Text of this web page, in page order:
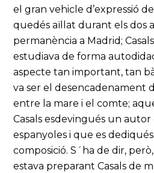
el gran vehicle d’expressió
quedés aïllat durant els dos
permanència a Madrid;
estudiava de forma
aspecte tan important, tan
va ser el desencadenament
entre la mare i el comte;
Casals esdevingués un
espanyoles i que es
composició. S´ha de dir,
estava preparant Casals de